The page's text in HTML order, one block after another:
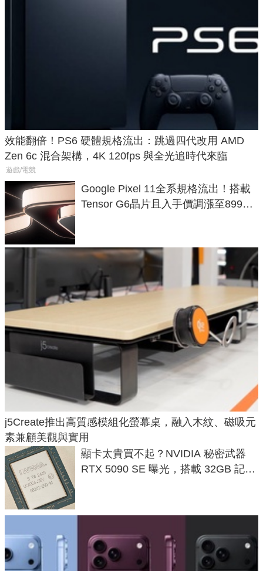
效能翻倍！PS6 硬體規格流出：跳過四代改用 AMD
Zen 6c 混合架構，4K 120fps 與全光追時代來臨
遊戲/電競
Google Pixel 11全系規格流出！搭載
Tensor G6晶片且入手價調漲至899美
j5Create推出高質感模組化螢幕桌，融入木紋、磁吸元
素兼顧美觀與實用
顯卡太貴買不起？NVIDIA 秘密武器
RTX 5090 SE 曝光，搭載 32GB 記憶